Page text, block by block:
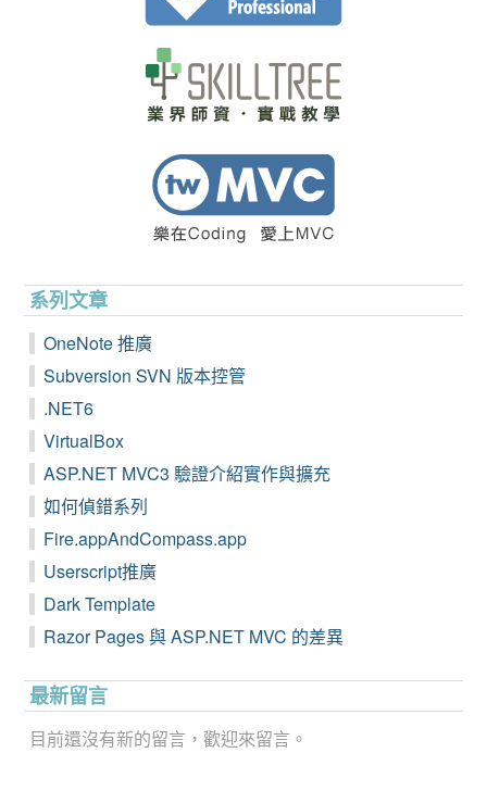
系列文章
OneNote 推廣
Subversion SVN 版本控管
.NET6
VirtualBox
ASP.NET MVC3 驗證介紹實作與擴充
如何偵錯系列
Fire.appAndCompass.app
Userscript推廣
Dark Template
Razor Pages 與 ASP.NET MVC 的差異
最新留言
目前還沒有新的留言，歡迎來留言。